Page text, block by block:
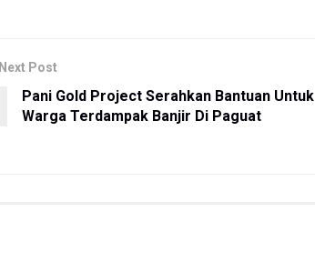
Next Post
Pani Gold Project Serahkan Bantuan Untuk
Warga Terdampak Banjir Di Paguat